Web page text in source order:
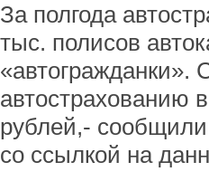
За полгода
тыс. полисов
«автогражданки».
автострахованию
рублей,-
со ссылкой на